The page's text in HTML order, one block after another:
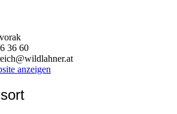
36 60
anzeigen